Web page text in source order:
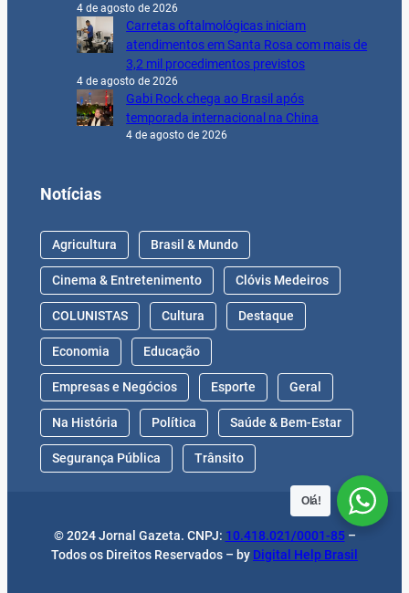
4 de agosto de 2026
Carretas oftalmológicas iniciam
atendimentos em Santa Rosa com mais de
3,2 mil procedimentos previstos
4 de agosto de 2026
Gabi Rock chega ao Brasil após
temporada internacional na China
4 de agosto de 2026
Notícias
Agricultura Brasil & Mundo
Cinema & Entretenimento Clóvis Medeiros
COLUNISTAS Cultura Destaque
Economia Educação
Empresas e Negócios Esporte Geral
Na História Política Saúde & Bem-Estar
Segurança Pública Trânsito
© 2024 Jornal Gazeta. CNPJ: 10.418.021/0001-85–
Todos os Direitos Reservados – by Digital Help Brasil
Olá!